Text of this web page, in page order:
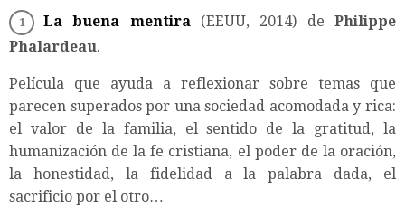
La buena mentira(EEUU, 2014) dePhilippe
Phalardeau.
Película que ayuda a reflexionar sobre temas que
parecen superados por una sociedad acomodada y rica:
el valor de la familia, el sentido de la gratitud, la
humanización de la fe cristiana, el poder de la oración,
la honestidad, la fidelidad a la palabra dada, el
sacrificio por el otro…